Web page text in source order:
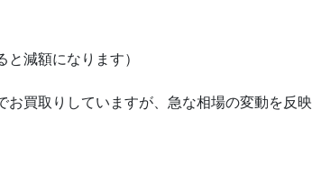
減額になります）
買取りしていますが、急な相場の変動を反